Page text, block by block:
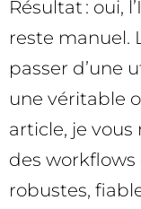
Résultat : oui,
reste manuel.
passer d’une
une véritable
article, je
des workflows
robustes,